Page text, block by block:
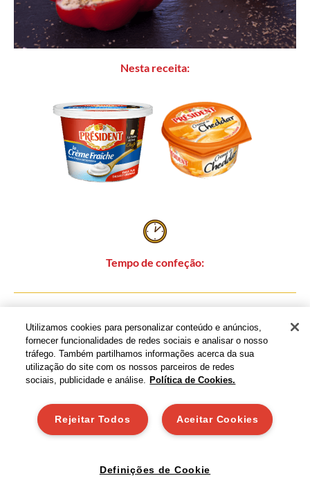
Nesta receita:
Tempo de confeção:
Dificuldade:
Partilhe:
Utilizamos cookies para personalizar conteúdo e anúncios,
fornecer funcionalidades de redes sociais e analisar o nosso
tráfego. Também partilhamos informações acerca da sua
utilização do site com os nossos parceiros de redes
sociais, publicidade e análise. Política de Cookies.
Aceitar Cookies
Rejeitar Todos
Definições de Cookie